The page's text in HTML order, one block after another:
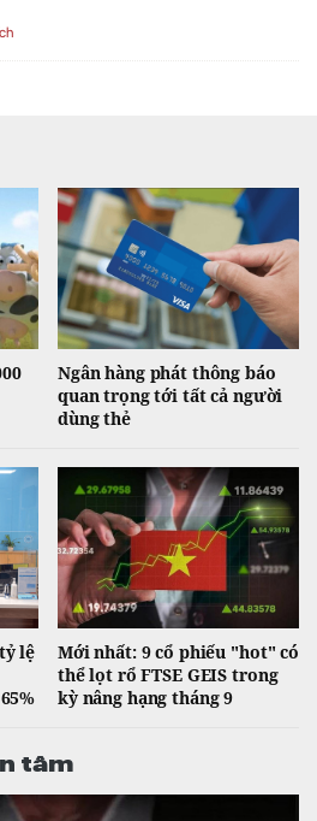
Ngân hàng phát thông báo
quan trọng tới tất cả người
dùng thẻ
lệ
Mới nhất: 9 cổ phiếu "hot" có
thể lọt rổ FTSE GEIS trong
kỳ nâng hạng tháng 9
tâm